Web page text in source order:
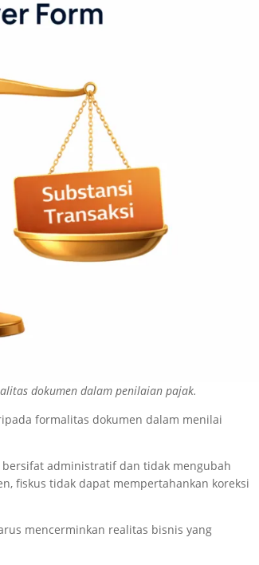
dokumen dalam penilaian pajak.
formalitas dokumen dalam menilai
administratif dan tidak mengubah
fiskus tidak dapat mempertahankan koreksi
mencerminkan realitas bisnis yang